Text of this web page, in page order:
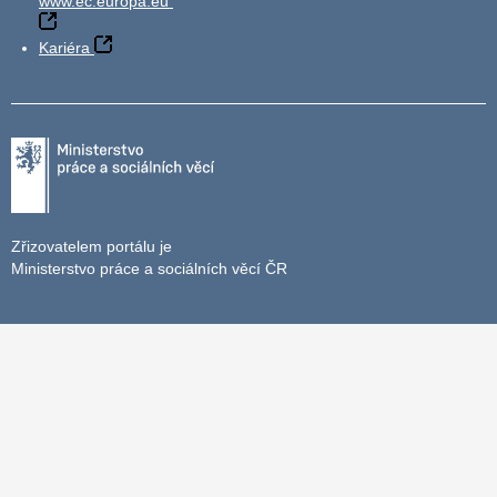
Kariéra
Zřizovatelem portálu je
Ministerstvo práce a sociálních věcí ČR